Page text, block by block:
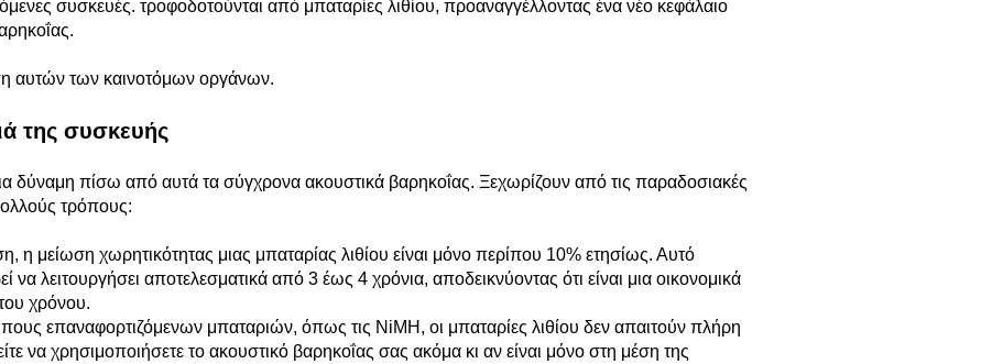
συσκευές. τροφοδοτούνται από μπαταρίες λιθίου, προαναγγέλλοντας ένα νέο κεφάλαιο
αυτών των καινοτόμων οργάνων.
της συσκευής
δύναμη πίσω από αυτά τα σύγχρονα ακουστικά βαρηκοΐας. Ξεχωρίζουν από τις παραδοσιακές
τρόπους:
η μείωση χωρητικότητας μιας μπαταρίας λιθίου είναι μόνο περίπου 10% ετησίως. Αυτό
να λειτουργήσει αποτελεσματικά από 3 έως 4 χρόνια, αποδεικνύοντας ότι είναι μια οικονομικά
χρόνου.
επαναφορτιζόμενων μπαταριών, όπως τις NiMH, οι μπαταρίες λιθίου δεν απαιτούν πλήρη
να χρησιμοποιήσετε το ακουστικό βαρηκοΐας σας ακόμα κι αν είναι μόνο στη μέση της